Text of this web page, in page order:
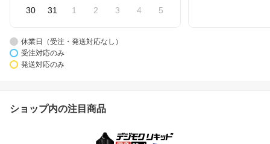
30 31 1 2 3 4 5
休業日（受注・発送対応なし）
受注対応のみ
発送対応のみ
ショップ内の注目商品